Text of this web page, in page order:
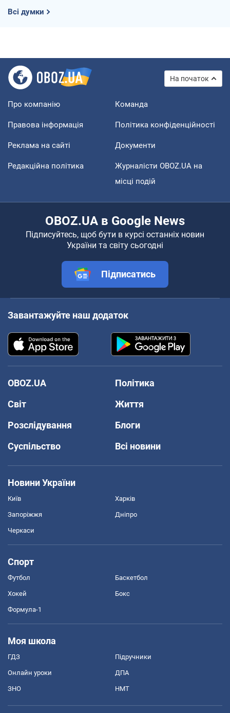
Всі думки
На початок
Про компанію Команда
Правова інформація Політика конфіденційності
Реклама на сайті Документи
Редакційна політика
Журналісти OBOZ.UA на
місці подій
OBOZ.UA в Google News
Підписуйтесь, щоб бути в курсі останніх новин
України та світу сьогодні
Підписатись
Завантажуйте наш додаток
OBOZ.UA
Політика
Світ
Життя
Розслідування
Блоги
Суспільство
Всі новини
Новини України
Київ Харків
Запоріжжя Дніпро
Черкаси
Спорт
Футбол Баскетбол
Хокей Бокс
Формула-1
Моя школа
ГДЗ Підручники
Онлайн уроки ДПА
ЗНО НМТ